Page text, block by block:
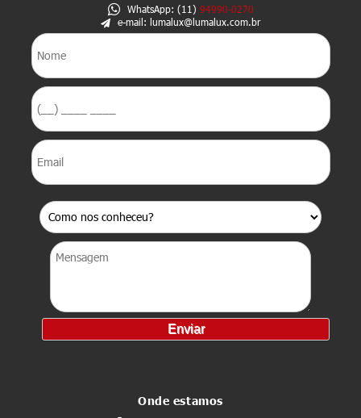
WhatsApp: (11) 94990-0270
e-mail: lumalux@lumalux.com.br
Onde estamos